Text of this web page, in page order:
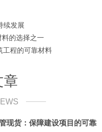
续发展
料的选择之一
工程的可靠材料
章
现货：保障建设项目的可靠